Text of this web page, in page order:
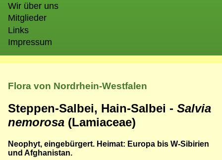
Wir über uns
Mitglieder
Links
Impressum
Flora von Nordrhein-Westfalen
Steppen-Salbei, Hain-Salbei - Salvia
nemorosa (Lamiaceae)
Neophyt, eingebürgert. Heimat: Europa bis W-Sibirien
und Afghanistan.